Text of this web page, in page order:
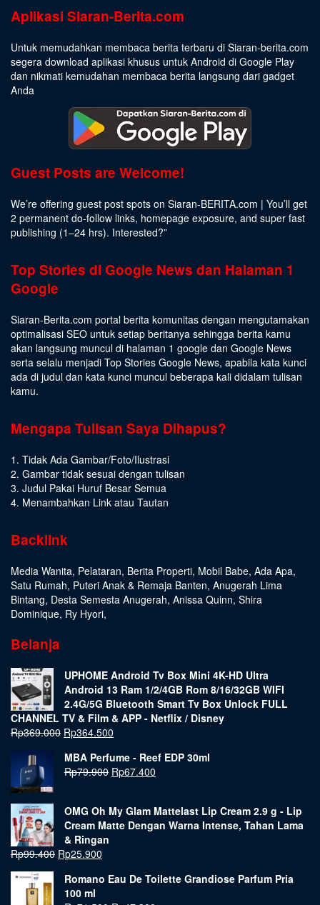
Aplikasi Siaran-Berita.com
Untuk memudahkan membaca berita terbaru di Siaran-berita.com
segera download aplikasi khusus untuk Android di Google Play
dan nikmati kemudahan membaca berita langsung dari gadget
Anda
Guest Posts are Welcome!
We’re offering guest post spots on Siaran-BERITA.com | You’ll get
2 permanent do-follow links, homepage exposure, and super fast
publishing (1–24 hrs). Interested?”
Top Stories di Google News dan Halaman 1
Google
Siaran-Berita.com portal berita komunitas dengan mengutamakan
optimalisasi SEO untuk setiap beritanya sehingga berita kamu
akan langsung muncul di halaman 1 google dan Google News
serta selalu menjadi Top Stories Google News, apabila kata kunci
ada di judul dan kata kunci muncul beberapa kali didalam tulisan
kamu.
Mengapa Tulisan Saya Dihapus?
1. Tidak Ada Gambar/Foto/Ilustrasi
2. Gambar tidak sesuai dengan tulisan
3. Judul Pakai Huruf Besar Semua
4. Menambahkan Link atau Tautan
Backlink
Media Wanita, Pelataran, Berita Properti, Mobil Babe, Ada Apa,
Satu Rumah, Puteri Anak & Remaja Banten, Anugerah Lima
Bintang, Desta Semesta Anugerah, Anissa Quinn, Shira
Dominique, Ry Hyori,
Belanja
UPHOME Android Tv Box Mini 4K-HD Ultra
Android 13 Ram 1/2/4GB Rom 8/16/32GB WIFI
2.4G/5G Bluetooth Smart Tv Box Unlock FULL
CHANNEL TV & Film & APP - Netflix / Disney
Rp369.000 Rp364.500
MBA Perfume - Reef EDP 30ml
Rp79.900 Rp67.400
OMG Oh My Glam Mattelast Lip Cream 2.9 g - Lip
Cream Matte Dengan Warna Intense, Tahan Lama
& Ringan
Rp99.400 Rp25.900
Romano Eau De Toilette Grandiose Parfum Pria
100 ml